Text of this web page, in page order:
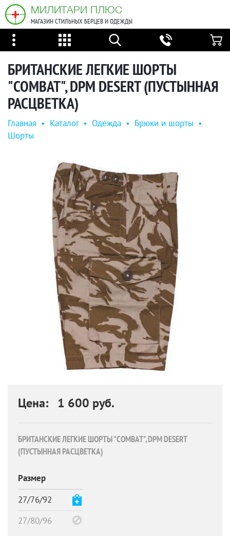
МИЛИТАРИ ПЛЮС
МАГАЗИН СТИЛЬНЫХ БЕРЦЕВ И ОДЕЖДЫ
БРИТАНСКИЕ ЛЕГКИЕ ШОРТЫ
"COMBAT", DPM DESERT (ПУСТЫННАЯ
РАСЦВЕТКА)
Главная • Каталог • Одежда • Брюки и шорты •
Шорты
Цена: 1 600 руб.
БРИТАНСКИЕ ЛЕГКИЕ ШОРТЫ "COMBAT", DPM DESERT
(ПУСТЫННАЯ РАСЦВЕТКА)
Размер
27/76/92
27/80/96